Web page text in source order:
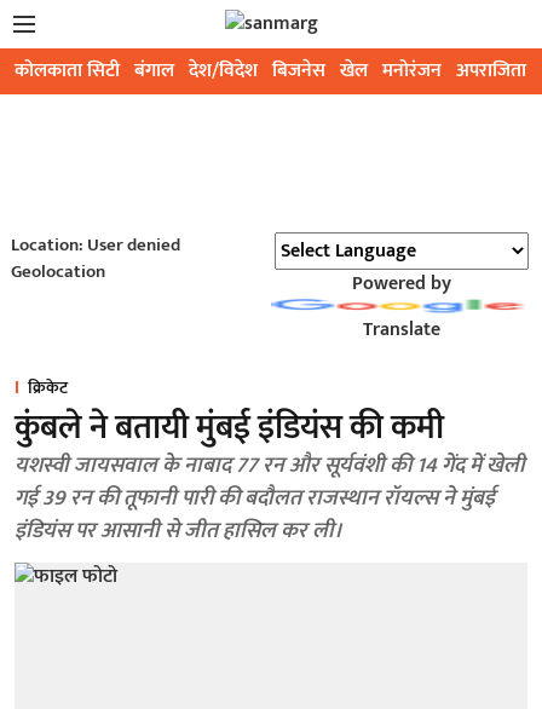
कोलकाता सिटी बंगाल देश/विदेश बिजनेस खेल मनोरंजन अपराजिता
Location: User denied
Geolocation
Powered by
Translate
क्रिकेट
कुंबले ने बतायी मुंबई इंडियंस की कमी
यशस्वी जायसवाल के नाबाद 77 रन और सूर्यवंशी की 14 गेंद में खेली
गई 39 रन की तूफानी पारी की बदौलत राजस्थान रॉयल्स ने मुंबई
इंडियंस पर आसानी से जीत हासिल कर ली।